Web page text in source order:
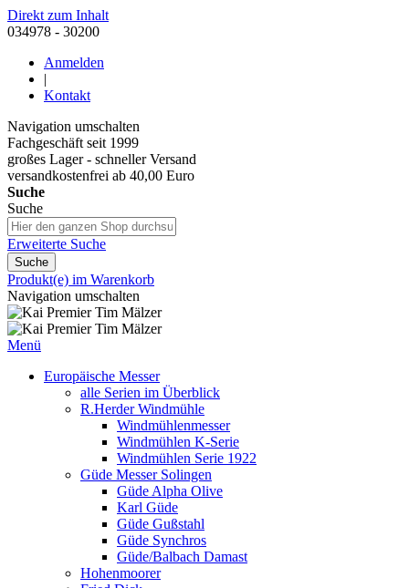
Direkt zum Inhalt
034978 - 30200
Anmelden
|
Kontakt
Navigation umschalten
Fachgeschäft seit 1999
großes Lager - schneller Versand
versandkostenfrei ab 40,00 Euro
Suche
Suche
Erweiterte Suche
Suche
Produkt(e) im Warenkorb
Navigation umschalten
Menü
Europäische Messer
alle Serien im Überblick
R.Herder Windmühle
Windmühlenmesser
Windmühlen K-Serie
Windmühlen Serie 1922
Güde Messer Solingen
Güde Alpha Olive
Karl Güde
Güde Gußstahl
Güde Synchros
Güde/Balbach Damast
Hohenmoorer